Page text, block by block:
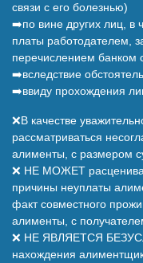
связи с его болезнью)
➡️по вине других лиц, в
платы работодателем,
перечислением банком
➡️вследствие
➡️ввиду прохождения
❌В качестве
рассматриваться
алименты, с размером
❌ НЕ МОЖЕТ
причины неуплаты
факт совместного
алименты, с
❌ НЕ ЯВЛЯЕТСЯ
нахождения